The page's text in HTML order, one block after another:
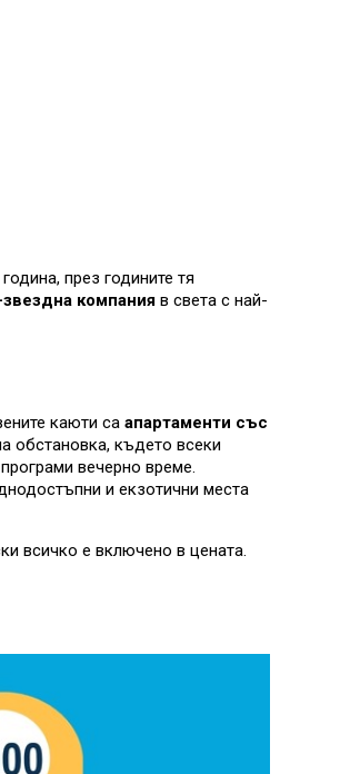
през годините тя
звездна компания в света с най-
каюти са апартаменти със
обстановка, където всеки
вечерно време.
и екзотични места
всичко е включено в цената.